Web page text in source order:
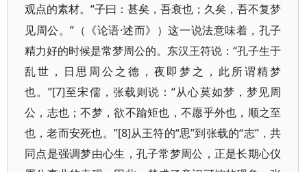
观点的素材。“子曰：甚矣，吾衰也；久矣，吾不复梦
见周公。”（《论语·述而》）这一说法意味着，孔子
精力好的时候是常梦周公的。东汉王符说：“孔子生于
乱世，日思周公之德，夜即梦之，此所谓精梦
也。”[7]至宋儒，张载则说：“从心莫如梦，梦见周
公，志也；不梦，欲不踰矩也，不愿乎外也，顺之至
也，老而安死也。”[8]从王符的“思”到张载的“志”，共
同点是强调梦由心生，孔子常梦周公，正是长期心仪